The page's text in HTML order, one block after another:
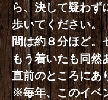
ら、決して疑わず
歩いてください。
間は約８分ほど。
もう着いたも同然
直前のところにあ
※毎年、このイベ